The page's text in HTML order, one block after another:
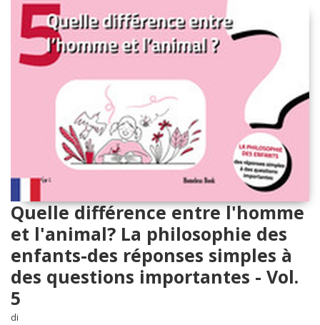
Quelle différence entre l'homme
et l'animal? La philosophie des
enfants-des réponses simples à
des questions importantes - Vol.
5
di